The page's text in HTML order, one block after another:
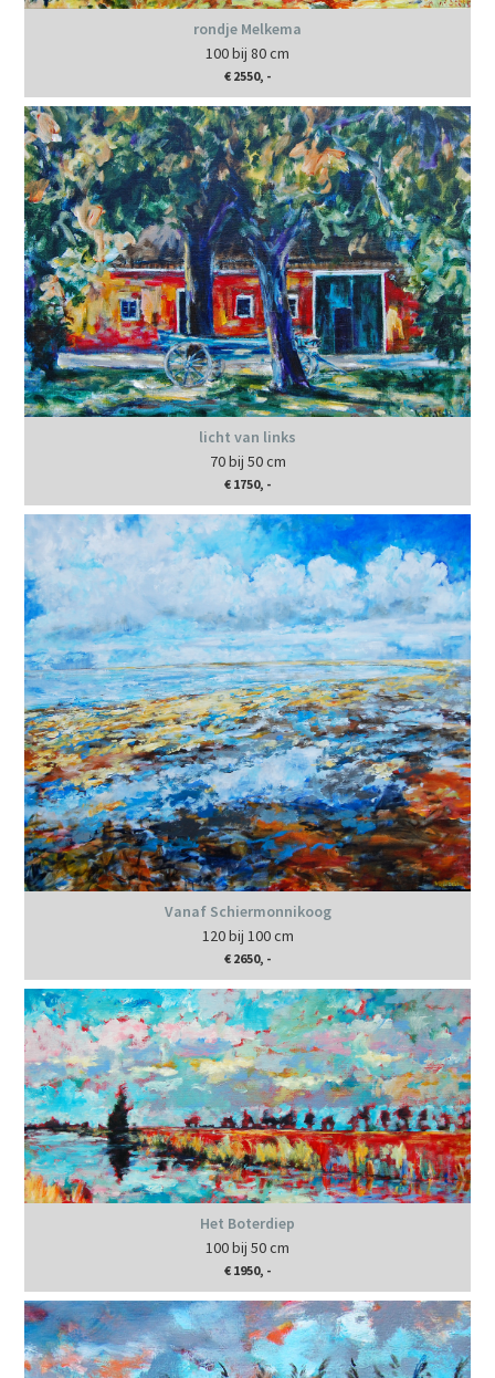
rondje Melkema
100 bij 80 cm
€ 2550, -
licht van links
70 bij 50 cm
€ 1750, -
Vanaf Schiermonnikoog
120 bij 100 cm
€ 2650, -
Het Boterdiep
100 bij 50 cm
€ 1950, -